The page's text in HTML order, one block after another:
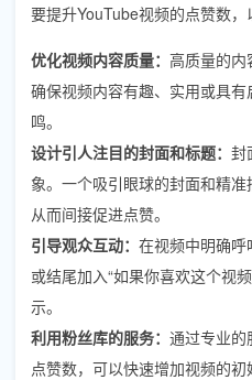
要提升YouTube视频的点赞数，
优化视频内容质量： 高质量的内
确保视频内容有趣、实用或具
鸣。
设计引人注目的封面和标题： 封
象。一个吸引眼球的封面和精准
从而间接促进点赞。
引导观众互动： 在视频中明确
或结尾加入“如果你喜欢这个视
示。
利用粉丝库的服务： 通过专业的
点赞数，可以快速增加视频的